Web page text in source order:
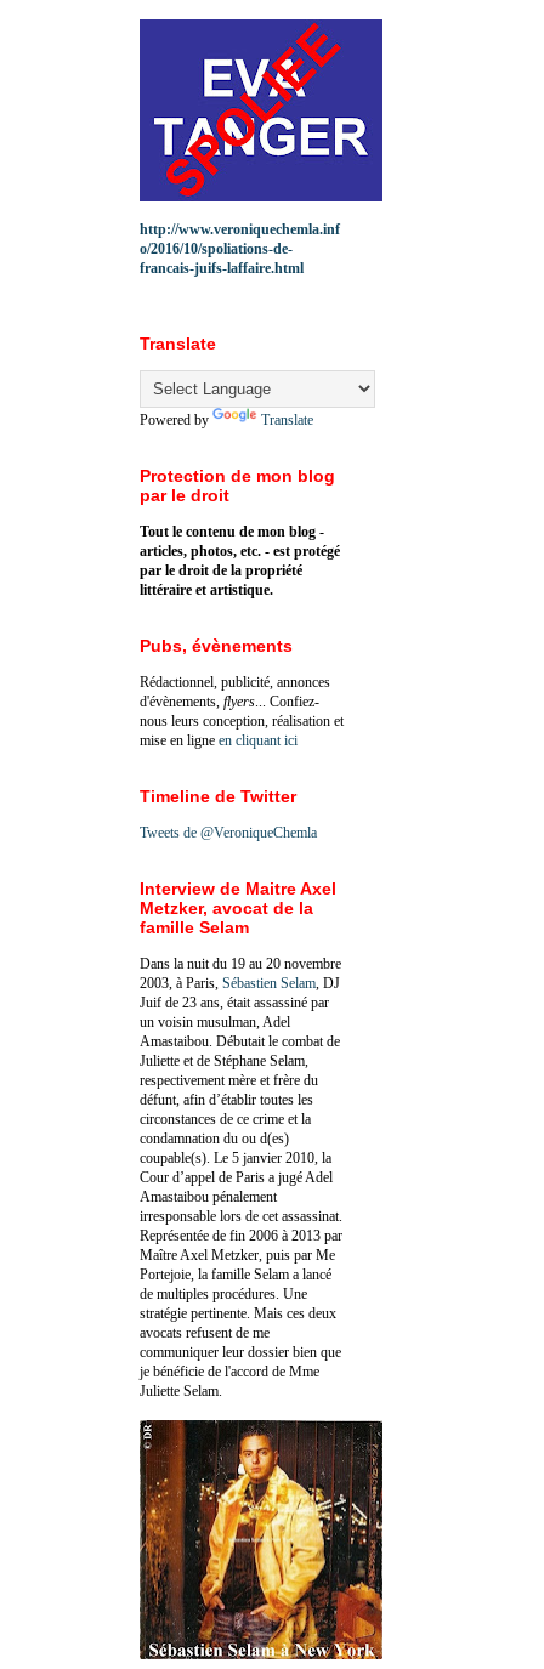
http://www.veroniquechemla.inf
o/2016/10/spoliations-de-
francais-juifs-laffaire.html
Translate
Powered by Translate
Protection de mon blog
par le droit
Tout le contenu de mon blog -
articles, photos, etc. - est protégé
par le droit de la propriété
littéraire et artistique.
Pubs, évènements
Rédactionnel, publicité, annonces
d'évènements, flyers ... Confiez-
nous leurs conception, réalisation et
mise en ligne en cliquant ici
Timeline de Twitter
Tweets de @VeroniqueChemla
Interview de Maitre Axel
Metzker, avocat de la
famille Selam
Dans la nuit du 19 au 20 novembre
2003, à Paris, Sébastien Selam , DJ
Juif de 23 ans, était assassiné par
un voisin musulman, Adel
Amastaibou. Débutait le combat de
Juliette et de Stéphane Selam,
respectivement mère et frère du
défunt, afin d’établir toutes les
circonstances de ce crime et la
condamnation du ou d(es)
coupable(s). Le 5 janvier 2010, la
Cour d’appel de Paris a jugé Adel
Amastaibou pénalement
irresponsable lors de cet assassinat.
Représentée de fin 2006 à 2013 par
Maître Axel Metzker, puis par Me
Portejoie, la famille Selam a lancé
de multiples procédures. Une
stratégie pertinente. Mais ces deux
avocats refusent de me
communiquer leur dossier bien que
je bénéficie de l'accord de Mme
Juliette Selam.